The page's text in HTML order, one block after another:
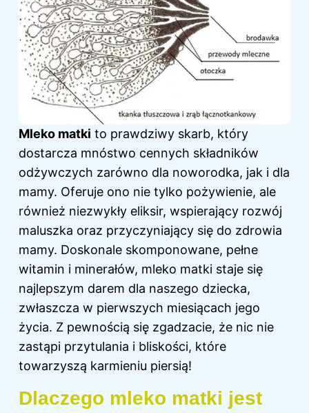
Mleko matki to prawdziwy skarb, który
dostarcza mnóstwo cennych składników
odżywczych zarówno dla noworodka, jak i dla
mamy. Oferuje ono nie tylko pożywienie, ale
również niezwykły eliksir, wspierający rozwój
maluszka oraz przyczyniający się do zdrowia
mamy. Doskonale skomponowane, pełne
witamin i minerałów, mleko matki staje się
najlepszym darem dla naszego dziecka,
zwłaszcza w pierwszych miesiącach jego
życia. Z pewnością się zgadzacie, że nic nie
zastąpi przytulania i bliskości, które
towarzyszą karmieniu piersią!
Dlaczego mleko matki jest